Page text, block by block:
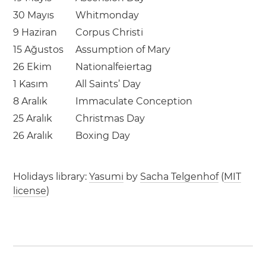
30 Mayıs
Whitmonday
9 Haziran
Corpus Christi
15 Ağustos
Assumption of Mary
26 Ekim
Nationalfeiertag
1 Kasım
All Saints’ Day
8 Aralık
Immaculate Conception
25 Aralık
Christmas Day
26 Aralık
Boxing Day
Holidays library:Yasumi by Sacha Telgenhof(MIT
license)